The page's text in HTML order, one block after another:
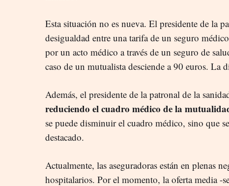
Esta situación no es nueva. El presidente de la
desigualdad entre una tarifa de un seguro
por un acto médico a través de un seguro de
caso de un mutualista desciende a 90 euros. La
Además, el presidente de la patronal de la
reduciendo el cuadro médico de la
se puede disminuir el cuadro médico, sino que
destacado.
Actualmente, las aseguradoras están en plenas
hospitalarios. Por el momento, la oferta media -